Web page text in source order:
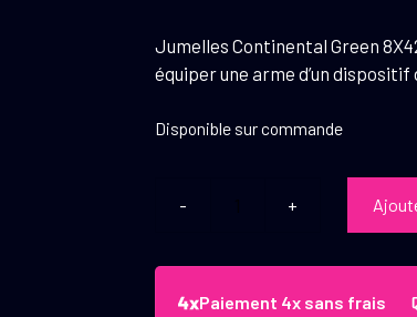
Jumelles Continental Green
équiper une arme d’un dispositif
Disponible sur commande
Vector
OpticsPaiement 4x sans frais